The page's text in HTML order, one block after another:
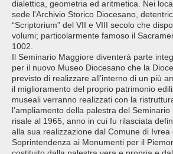
dialettica, geometria ed aritmetica. Nei
sede l'Archivio Storico Diocesano,
“Scriptorium” del VII e VIII secolo che
volumi; particolarmente famoso il
1002.
Il Seminario Maggiore diventerà parte
per il nuovo Museo Diocesano che la
previsto di realizzare all’interno di un più
il miglioramento del proprio patrimonio
museali verranno realizzati con la
l’ampliamento della palestra del Seminario
risale al 1965, anno in cui fu rilasciata
alla sua realizzazione dal Comune di Ivrea
Soprintendenza ai Monumenti per il